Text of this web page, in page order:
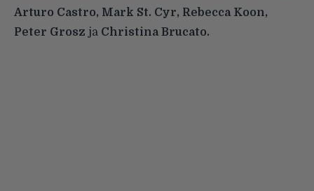
Arturo Castro, Mark St. Cyr, Rebecca Koon,
Peter Grosz ja Christina Brucato.